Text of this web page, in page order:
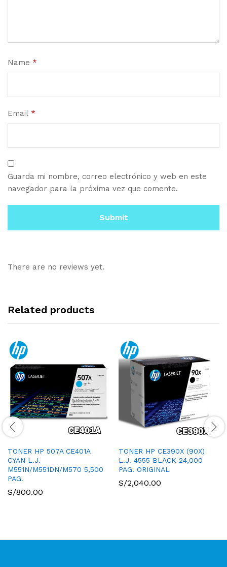
Name *
Email *
Guarda mi nombre, correo electrónico y web en este
navegador para la próxima vez que comente.
There are no reviews yet.
Related products
TONER HP 507A CE401A
CYAN L.J.
M551N/M551DN/M570 5,500
PAG.
S/800.00
TONER HP CE390X (90X)
L.J. 4555 BLACK 24,000
PAG. ORIGINAL
S/2,040.00